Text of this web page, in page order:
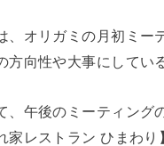
、オリガミの月初ミー
方向性や大事にしてい
、午後のミーティング
家レストラン ひまわ